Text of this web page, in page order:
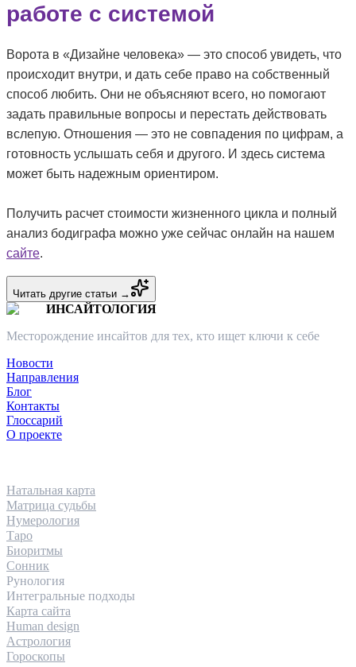
работе с системой
Ворота в «Дизайне человека» — это способ увидеть, что
происходит внутри, и дать себе право на собственный
способ любить. Они не объясняют всего, но помогают
задать правильные вопросы и перестать действовать
вслепую. Отношения — это не совпадения по цифрам, а
готовность услышать себя и другого. И здесь система
может быть надежным ориентиром.
Получить расчет стоимости жизненного цикла и полный
анализ бодиграфа можно уже сейчас онлайн на нашем
сайте.
Читать другие статьи →
ИНСАЙТОЛОГИЯ
Месторождение инсайтов для тех, кто ищет ключи к себе
Новости
Направления
Блог
Контакты
Глоссарий
О проекте
Натальная карта
Матрица судьбы
Нумерология
Таро
Биоритмы
Сонник
Рунология
Интегральные подходы
Карта сайта
Human design
Астрология
Гороскопы